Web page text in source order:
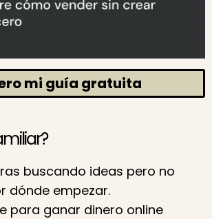
mi guía gratuita
buscando ideas pero no
dónde empezar.
para ganar dinero online